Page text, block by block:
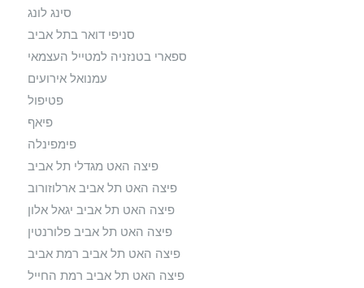
סינג לונג
סניפי דואר בתל אביב
ספארי בטנזניה למטייל העצמאי
עמנואל אירועים
פטיפול
פיאף
פימפינלה
פיצה האט מגדלי תל אביב
פיצה האט תל אביב ארלוזורוב
פיצה האט תל אביב יגאל אלון
פיצה האט תל אביב פלורנטין
פיצה האט תל אביב רמת אביב
פיצה האט תל אביב רמת החייל